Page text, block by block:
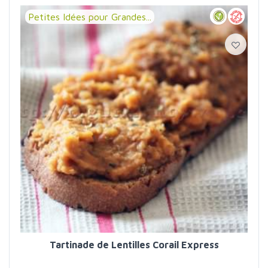
Petites Idées pour Grandes...
Tartinade de Lentilles Corail Express